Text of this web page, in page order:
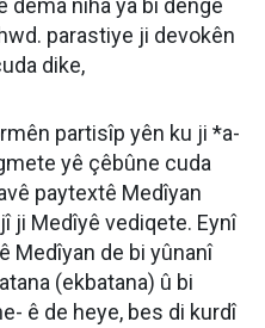
dema niha ya bi dengê
parastiye ji devokên
dike,
partisîp yên ku ji *a-
yê çêbûne cuda
paytextê Medîyan
ji Medîyê vediqete. Eynî
Medîyan de bi yûnanî
(ekbatana) û bi
ê de heye, bes di kurdî